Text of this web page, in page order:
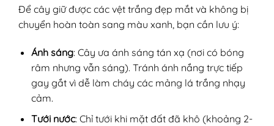
Để cây giữ được các vệt trắng đẹp mắt và không bị
chuyển hoàn toàn sang màu xanh, bạn cần lưu ý:
Ánh sáng: Cây ưa ánh sáng tán xạ (nơi có bóng
râm nhưng vẫn sáng). Tránh ánh nắng trực tiếp
gay gắt vì dễ làm cháy các mảng lá trắng nhạy
cảm.
Tưới nước: Chỉ tưới khi mặt đất đã khô (khoảng 2-